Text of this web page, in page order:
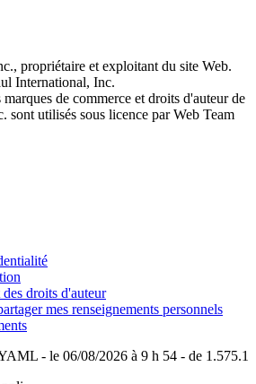
propriétaire et exploitant du site Web.
International, Inc.
marques de commerce et droits d'auteur de
utilisés sous licence par Web Team
droits d'auteur
mes renseignements personnels
- le 06/08/2026 à 9 h 54 - de 1.575.1